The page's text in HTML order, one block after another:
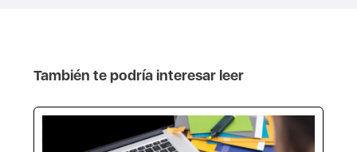
También te podría interesar leer